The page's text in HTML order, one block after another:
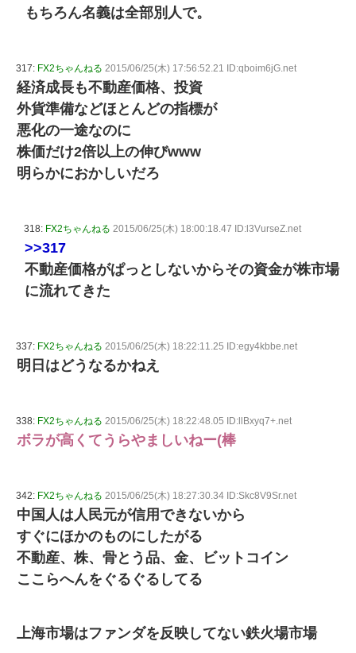
もちろん名義は全部別人で。
317: FX2ちゃんねる 2015/06/25(木) 17:56:52.21 ID:qboim6jG.net
経済成長も不動産価格、投資
外貨準備などほとんどの指標が
悪化の一途なのに
株価だけ2倍以上の伸びwww
明らかにおかしいだろ
318: FX2ちゃんねる 2015/06/25(木) 18:00:18.47 ID:l3VurseZ.net
>>317
不動産価格がぱっとしないからその資金が株市場
に流れてきた
337: FX2ちゃんねる 2015/06/25(木) 18:22:11.25 ID:egy4kbbe.net
明日はどうなるかねえ
338: FX2ちゃんねる 2015/06/25(木) 18:22:48.05 ID:llBxyq7+.net
ボラが高くてうらやましいねー(棒
342: FX2ちゃんねる 2015/06/25(木) 18:27:30.34 ID:Skc8V9Sr.net
中国人は人民元が信用できないから
すぐにほかのものにしたがる
不動産、株、骨とう品、金、ビットコイン
ここらへんをぐるぐるしてる
上海市場はファンダを反映してない鉄火場市場